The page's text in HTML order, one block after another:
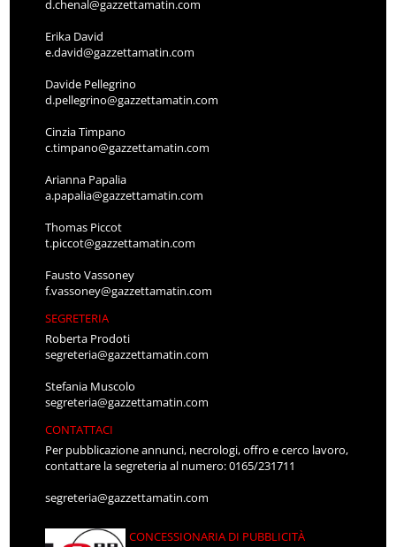
d.chenal@gazzettamatin.com
Erika David
e.david@gazzettamatin.com
Davide Pellegrino
d.pellegrino@gazzettamatin.com
Cinzia Timpano
c.timpano@gazzettamatin.com
Arianna Papalia
a.papalia@gazzettamatin.com
Thomas Piccot
t.piccot@gazzettamatin.com
Fausto Vassoney
f.vassoney@gazzettamatin.com
SEGRETERIA
Roberta Prodoti
segreteria@gazzettamatin.com
Stefania Muscolo
segreteria@gazzettamatin.com
CONTATTACI
Per pubblicazione annunci, necrologi, offro e cerco lavoro,
contattare la segreteria al numero: 0165/231711
segreteria@gazzettamatin.com
CONCESSIONARIA DI PUBBLICITÀ